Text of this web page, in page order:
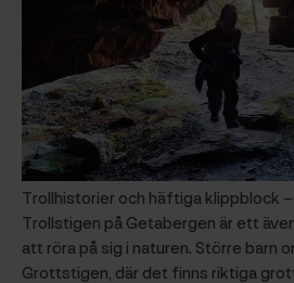
Trollhistorier och häftiga klippblock
Trollstigen på Getabergen är ett
att röra på sig i naturen. Större barn
Grottstigen, där det finns riktiga